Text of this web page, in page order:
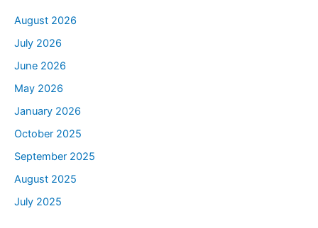
August 2026
July 2026
June 2026
May 2026
January 2026
October 2025
September 2025
August 2025
July 2025